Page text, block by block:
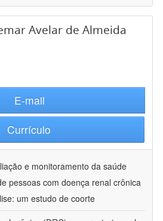
Avelar de Almeida
E-mail
Currículo
e monitoramento da saúde
pessoas com doença renal crônica
um estudo de coorte